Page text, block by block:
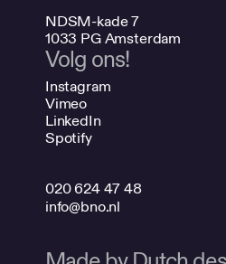
NDSM-kade 7
1033 PG Amsterdam
Volg ons!
Instagram
Vimeo
LinkedIn
Spotify
020 624 47 48
info@bno.nl